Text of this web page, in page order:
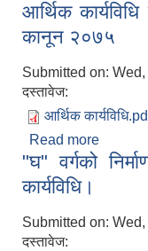
आर्थिक
कानून २०७५
Submitted on:
दस्तावेज:
आर्थिक
Read more
कानून
"घ" वर्गको
कार्यविधि।
Submitted on:
दस्तावेज: